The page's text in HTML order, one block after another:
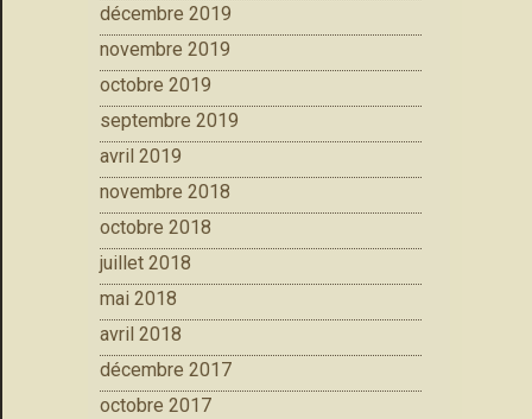
décembre 2019
novembre 2019
octobre 2019
septembre 2019
avril 2019
novembre 2018
octobre 2018
juillet 2018
mai 2018
avril 2018
décembre 2017
octobre 2017